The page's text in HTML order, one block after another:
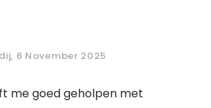
6 November 2025
me goed geholpen met